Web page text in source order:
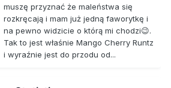
muszę przyznać że maleństwa się
rozkręcają i mam już jedną faworytkę i
na pewno widzicie o którą mi chodzi😉.
Tak to jest właśnie Mango Cherry Runtz
i wyraźnie jest do przodu od...